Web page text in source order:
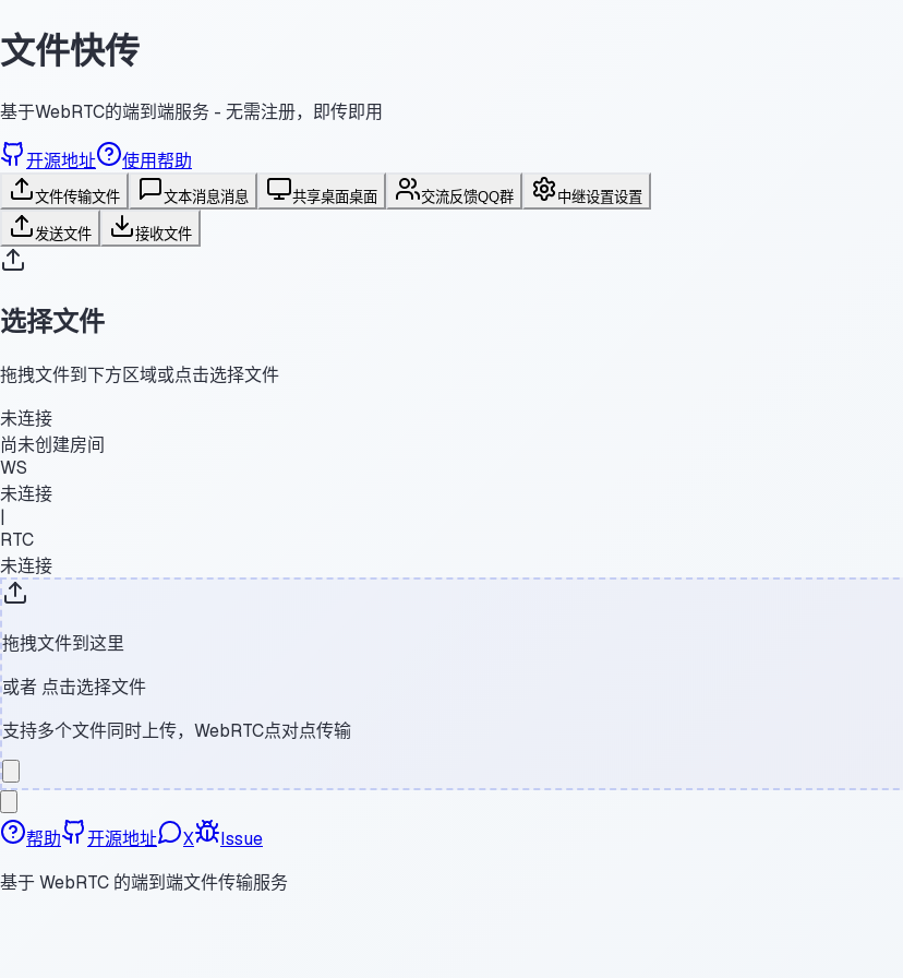
文件快传
基于WebRTC的端到端服务 - 无需注册，即传即用
开源地址 使用帮助
文件传输文件 文本消息消息 共享桌面桌面 交流反馈QQ群 中继设置设置
发送文件 接收文件
选择文件
拖拽文件到下方区域或点击选择文件
未连接
尚未创建房间
WS
未连接
|
RTC
未连接
拖拽文件到这里
或者 点击选择文件
支持多个文件同时上传，WebRTC点对点传输
帮助 开源地址 X
Issue
基于 WebRTC 的端到端文件传输服务